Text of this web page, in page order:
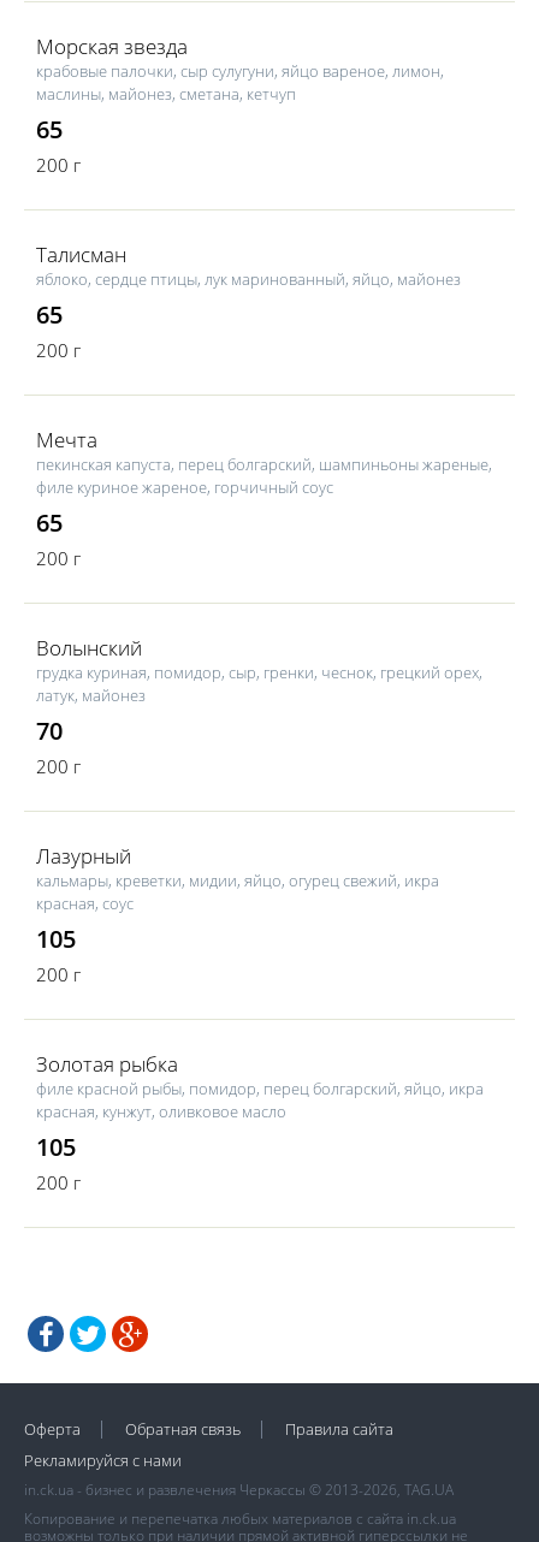
Морская звезда
крабовые палочки, сыр сулугуни, яйцо вареное, лимон,
маслины, майонез, сметана, кетчуп
65
200 г
Талисман
яблоко, сердце птицы, лук маринованный, яйцо, майонез
65
200 г
Мечта
пекинская капуста, перец болгарский, шампиньоны жареные,
филе куриное жареное, горчичный соус
65
200 г
Волынский
грудка куриная, помидор, сыр, гренки, чеснок, грецкий орех,
латук, майонез
70
200 г
Лазурный
кальмары, креветки, мидии, яйцо, огурец свежий, икра
красная, соус
105
200 г
Золотая рыбка
филе красной рыбы, помидор, перец болгарский, яйцо, икра
красная, кунжут, оливковое масло
105
200 г
Оферта Обратная связь
Правила сайта
Рекламируйся с нами
in.ck.ua - бизнес и развлечения Черкассы © 2013-2026, TAG.UA
Копирование и перепечатка любых материалов с сайта in.ck.ua
возможны только при наличии прямой активной гиперссылки не